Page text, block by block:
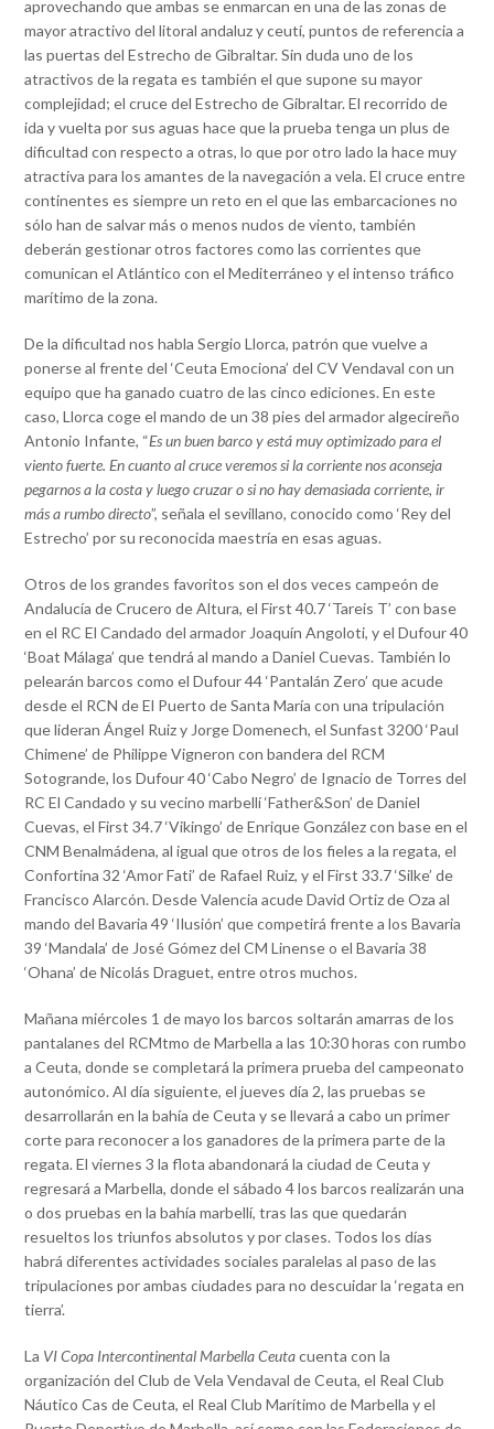
aprovechando que ambas se enmarcan en una de las zonas de
mayor atractivo del litoral andaluz y ceutí, puntos de referencia a
las puertas del Estrecho de Gibraltar. Sin duda uno de los
atractivos de la regata es también el que supone su mayor
complejidad; el cruce del Estrecho de Gibraltar. El recorrido de
ida y vuelta por sus aguas hace que la prueba tenga un plus de
dificultad con respecto a otras, lo que por otro lado la hace muy
atractiva para los amantes de la navegación a vela. El cruce entre
continentes es siempre un reto en el que las embarcaciones no
sólo han de salvar más o menos nudos de viento, también
deberán gestionar otros factores como las corrientes que
comunican el Atlántico con el Mediterráneo y el intenso tráfico
marítimo de la zona.
De la dificultad nos habla Sergio Llorca, patrón que vuelve a
ponerse al frente del ‘Ceuta Emociona’ del CV Vendaval con un
equipo que ha ganado cuatro de las cinco ediciones. En este
caso, Llorca coge el mando de un 38 pies del armador algecireño
Antonio Infante, “Es un buen barco y está muy optimizado para el
viento fuerte. En cuanto al cruce veremos si la corriente nos aconseja
pegarnos a la costa y luego cruzar o si no hay demasiada corriente, ir
más a rumbo directo”, señala el sevillano, conocido como ‘Rey del
Estrecho’ por su reconocida maestría en esas aguas.
Otros de los grandes favoritos son el dos veces campeón de
Andalucía de Crucero de Altura, el First 40.7 ‘Tareis T’ con base
en el RC El Candado del armador Joaquín Angoloti, y el Dufour 40
‘Boat Málaga’ que tendrá al mando a Daniel Cuevas. También lo
pelearán barcos como el Dufour 44 ‘Pantalán Zero’ que acude
desde el RCN de El Puerto de Santa María con una tripulación
que lideran Ángel Ruiz y Jorge Domenech, el Sunfast 3200 ‘Paul
Chimene’ de Philippe Vigneron con bandera del RCM
Sotogrande, los Dufour 40 ‘Cabo Negro’ de Ignacio de Torres del
RC El Candado y su vecino marbellí ‘Father&Son’ de Daniel
Cuevas, el First 34.7 ‘Vikingo’ de Enrique González con base en el
CNM Benalmádena, al igual que otros de los fieles a la regata, el
Confortina 32 ‘Amor Fati’ de Rafael Ruiz, y el First 33.7 ‘Silke’ de
Francisco Alarcón. Desde Valencia acude David Ortiz de Oza al
mando del Bavaria 49 ‘Ilusión’ que competirá frente a los Bavaria
39 ‘Mandala’ de José Gómez del CM Linense o el Bavaria 38
‘Ohana’ de Nicolás Draguet, entre otros muchos.
Mañana miércoles 1 de mayo los barcos soltarán amarras de los
pantalanes del RCMtmo de Marbella a las 10:30 horas con rumbo
a Ceuta, donde se completará la primera prueba del campeonato
autonómico. Al día siguiente, el jueves día 2, las pruebas se
desarrollarán en la bahía de Ceuta y se llevará a cabo un primer
corte para reconocer a los ganadores de la primera parte de la
regata. El viernes 3 la flota abandonará la ciudad de Ceuta y
regresará a Marbella, donde el sábado 4 los barcos realizarán una
o dos pruebas en la bahía marbellí, tras las que quedarán
resueltos los triunfos absolutos y por clases. Todos los días
habrá diferentes actividades sociales paralelas al paso de las
tripulaciones por ambas ciudades para no descuidar la ‘regata en
tierra’.
La VI Copa Intercontinental Marbella Ceutacuenta con la
organización del Club de Vela Vendaval de Ceuta, el Real Club
Náutico Cas de Ceuta, el Real Club Marítimo de Marbella y el